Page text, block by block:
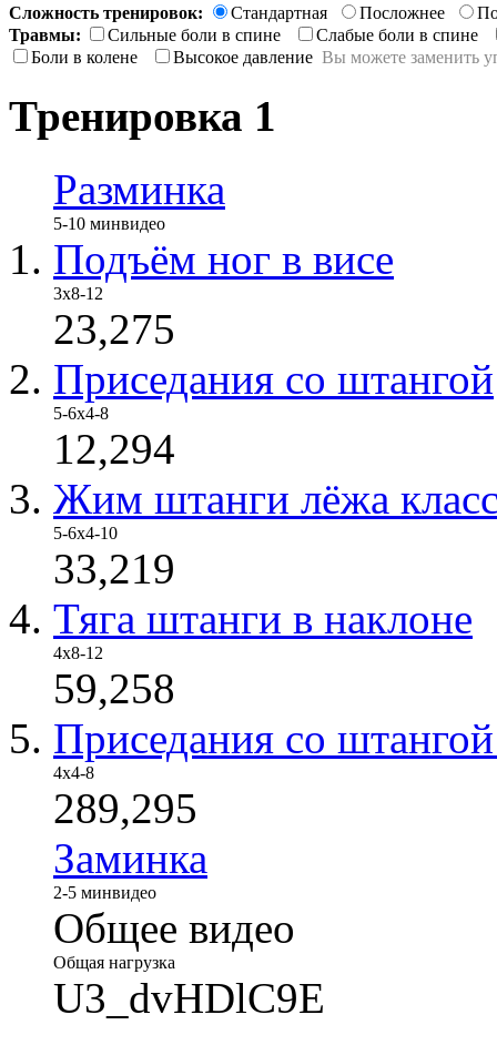
Сложность тренировок: Стандартная Посложнее
Травмы:
Сильные боли в спине
Слабые боли в спине
Боли в колене
Высокое давление Вы можете заменить
Тренировка 1
Разминка
5-10 минвидео
Подъём ног в висе
3х8-12
23,275
Приседания со штангой
5-6х4-8
12,294
Жим штанги лёжа
5-6x4-10
33,219
Тяга штанги в наклоне
4х8-12
59,258
Приседания со
4х4-8
289,295
Заминка
2-5 минвидео
Общее видео
Общая нагрузка
U3_dvHDlC9E